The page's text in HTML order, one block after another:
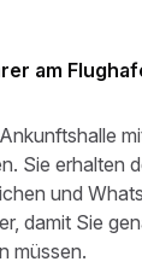
am
Sie erhalten
und
damit Sie
müssen.